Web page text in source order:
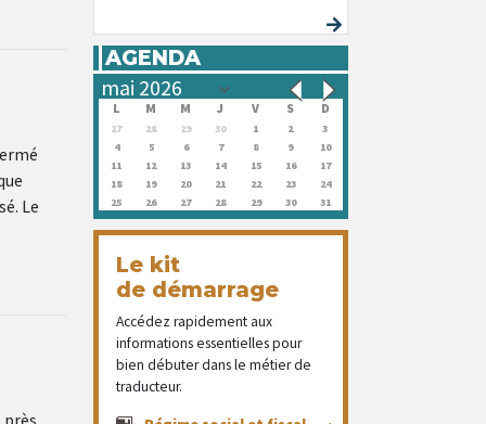
Le
AGENDA
L M M J V S D
27 28 29 30 1 2
3
4
5 6 7 8 9
10
11
12 13 14 15 16
17
18
19 20 21 22 23
24
25
26 27 28 29 30 31
Le kit
de démarrage
Accédez rapidement aux
informations essentielles pour
bien débuter dans le métier de
traducteur.